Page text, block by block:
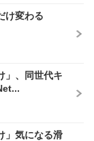
け変わる
」、同世代キ
」気になる滑